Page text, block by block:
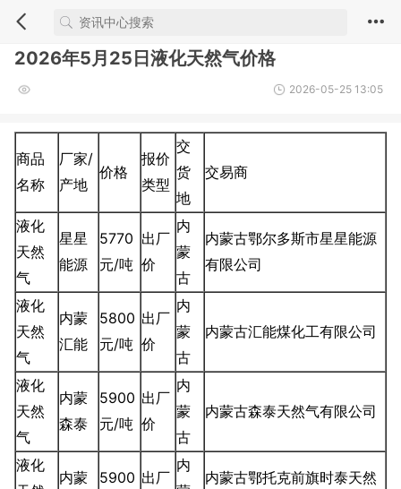
2026年5月25日液化天然气价格
2026-05-25 13:05
商品
名称
厂家/
产地
价格
报价
类型
交
货
地
交易商
液化
天然
气
星星
能源
5770
元/吨
出厂
价
内
蒙
古
内蒙古鄂尔多斯市星星能源
有限公司
液化
天然
气
内蒙
汇能
5800
元/吨
出厂
价
内
蒙
古
内蒙古汇能煤化工有限公司
液化
天然
气
内蒙
森泰
5900
元/吨
出厂
价
内
蒙
古
内蒙古森泰天然气有限公司
液化
内蒙
5900 出厂
内
内蒙古鄂托克前旗时泰天然